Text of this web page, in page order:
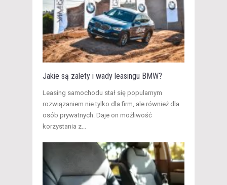
Jakie są zalety i wady leasingu BMW?
Leasing samochodu stał się popularnym
rozwiązaniem nie tylko dla firm, ale również dla
osób prywatnych. Daje on możliwość
korzystania z...